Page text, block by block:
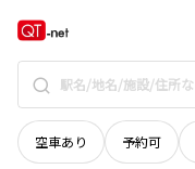
空車あり 予約可
山口県